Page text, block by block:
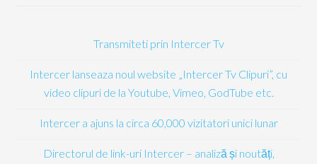
Transmiteti prin Intercer Tv
Intercer lanseaza noul website „Intercer Tv Clipuri”, cu
video clipuri de la Youtube, Vimeo, GodTube etc.
Intercer a ajuns la circa 60,000 vizitatori unici lunar
Directorul de link-uri Intercer – analiză și noutăți,